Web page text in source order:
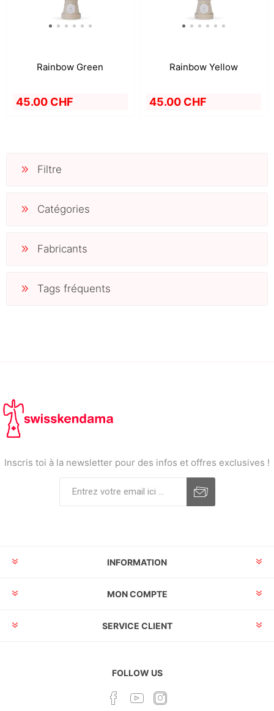
Rainbow Green
45.00 CHF
Rainbow Yellow
45.00 CHF
Filtre
Catégories
Fabricants
Tags fréquents
Inscris toi à la newsletter pour des infos et offres exclusives !
INFORMATION
MON COMPTE
SERVICE CLIENT
FOLLOW US